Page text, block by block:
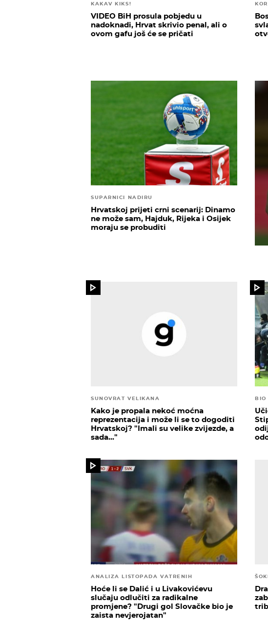
KAKAV KIKS!
VIDEO BiH prosula pobjedu u
nadoknadi, Hrvat skrivio penal, ali o
ovom gafu još će se pričati
SUPARNICI NADIRU
Hrvatskoj prijeti crni scenarij: Dinamo
ne može sam, Hajduk, Rijeka i Osijek
moraju se probuditi
SUNOVRAT VELIKANA
Kako je propala nekoć moćna
reprezentacija i može li se to dogoditi
Hrvatskoj? "Imali su velike zvijezde, a
sada..."
BIO
ANALIZA LISTOPADA VATRENIH
Hoće li se Dalić i u Livakovićevu
slučaju odlučiti za radikalne
promjene? "Drugi gol Slovačke bio je
zaista nevjerojatan"